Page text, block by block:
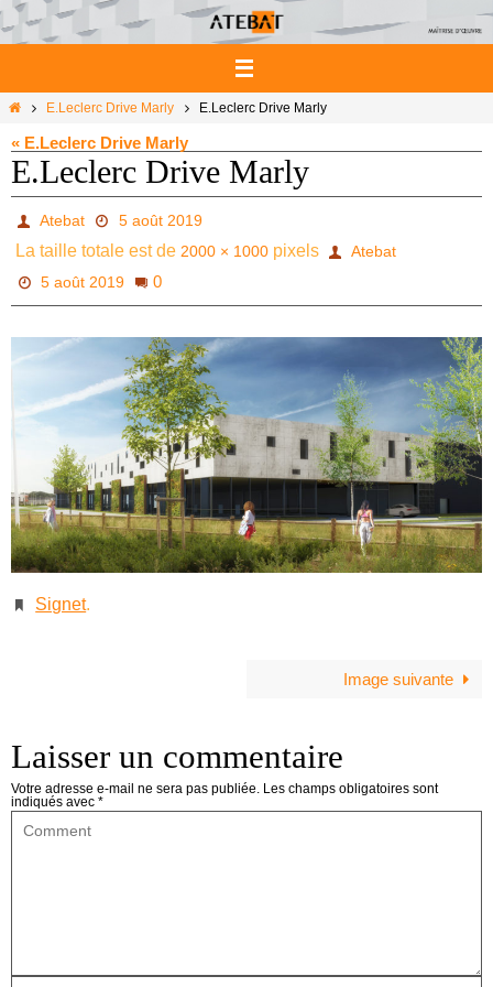
Passer
vers
le
HomeE.Leclerc Drive Marly E.Leclerc Drive Marly
« E.Leclerc Drive Marly
E.Leclerc Drive Marly
Atebat 5 août 2019
La taille totale est de 2000 × 1000 pixels
Atebat
5 août 2019
0
Signet.
Image suivante
Laisser un commentaire
Votre adresse e-mail ne sera pas publiée. Les champs obligatoires sont
indiqués avec *